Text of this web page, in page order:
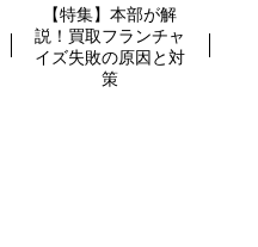
【特集】本部が解
説！買取フランチャ
イズ失敗の原因と対
策